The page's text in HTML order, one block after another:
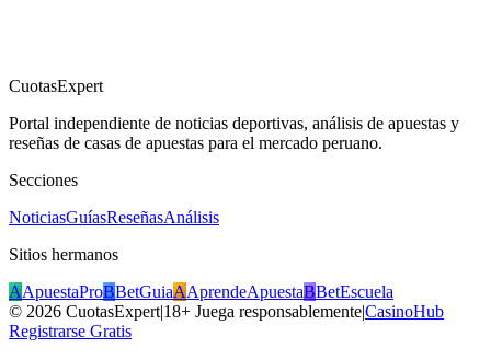
CuotasExpert
Portal independiente de noticias deportivas, análisis de apuestas y
reseñas de casas de apuestas para el mercado peruano.
Secciones
NoticiasGuíasReseñasAnálisis
Sitios hermanos
AApuestaProBBetGuiaAAprendeApuestaBBetEscuela
© 2026 CuotasExpert|18+ Juega responsablemente|CasinoHub
Registrarse Gratis